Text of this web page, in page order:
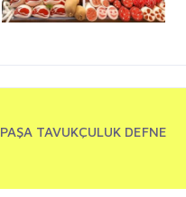
PAŞA TAVUKÇULUK DEFNE